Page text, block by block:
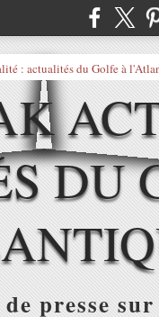
DU
presse